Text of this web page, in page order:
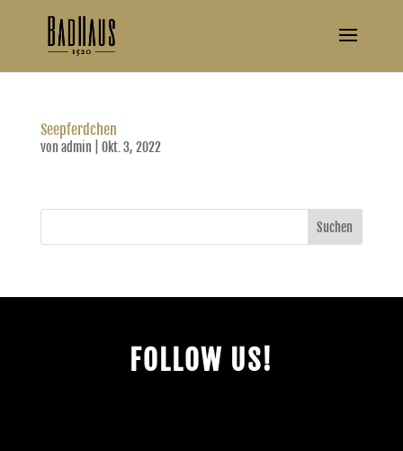
Seepferdchen
von admin Okt. 3, 2022
Suchen
FOLLOW US!